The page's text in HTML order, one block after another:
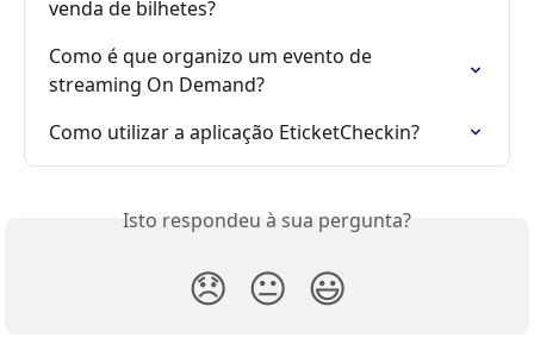
venda de bilhetes?
Como é que organizo um evento de
streaming On Demand?
Como utilizar a aplicação EticketCheckin?
Isto respondeu à sua pergunta?
😞 😐 😃